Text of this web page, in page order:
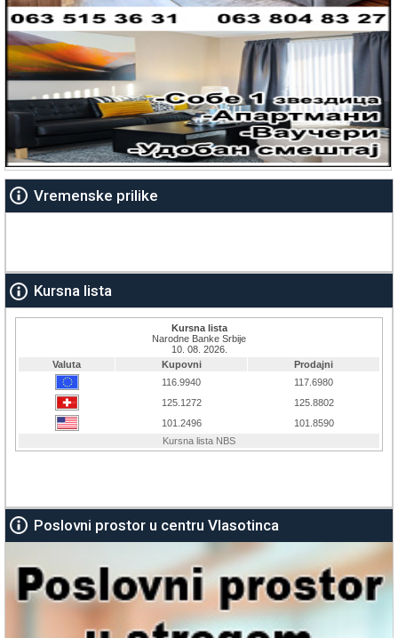
Vremenske prilike
Kursna lista
Poslovni prostor u centru Vlasotinca